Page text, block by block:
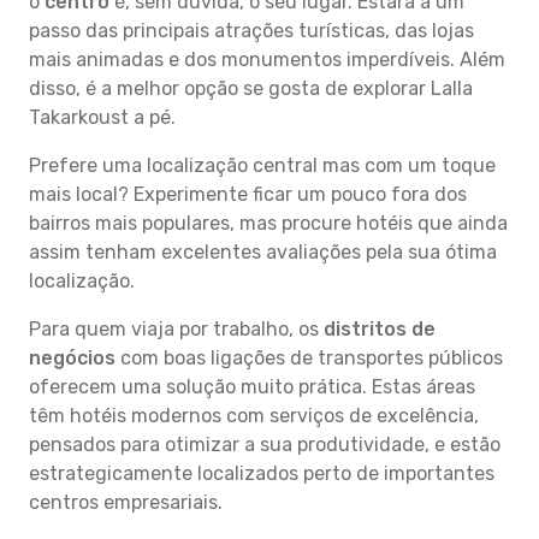
passo das principais atrações turísticas, das lojas
mais animadas e dos monumentos imperdíveis. Além
disso, é a melhor opção se gosta de explorar Lalla
Takarkoust a pé.
Prefere uma localização central mas com um toque
mais local? Experimente ficar um pouco fora dos
bairros mais populares, mas procure hotéis que ainda
assim tenham excelentes avaliações pela sua ótima
localização.
Para quem viaja por trabalho, os distritos de
negócios com boas ligações de transportes públicos
oferecem uma solução muito prática. Estas áreas
têm hotéis modernos com serviços de excelência,
pensados para otimizar a sua produtividade, e estão
estrategicamente localizados perto de importantes
centros empresariais.